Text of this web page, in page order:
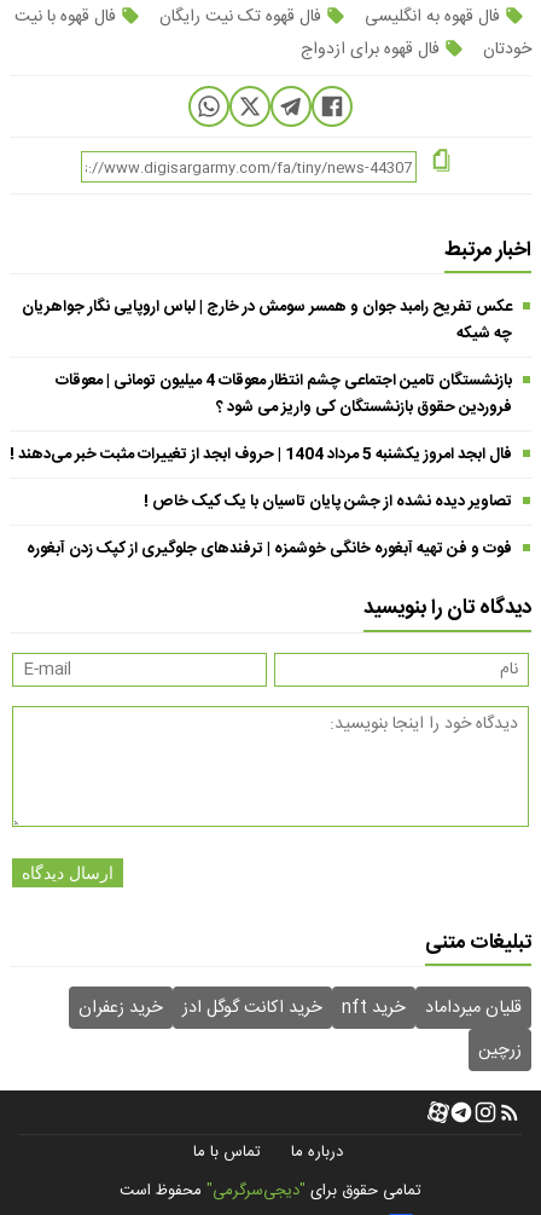
فال قهوه به انگلیسی
فال قهوه تک نیت رایگان
فال قهوه با نیت
خودتان
فال قهوه برای ازدواج
اخبار مرتبط
عکس تفریح رامبد جوان و همسر سومش در خارج | لباس اروپایی نگار جواهریان
چه شیکه
بازنشستگان تامین اجتماعی چشم انتظار معوقات 4 میلیون تومانی | معوقات
فروردین حقوق بازنشستگان کی واریز می شود ؟
فال ابجد امروز یکشنبه 5 مرداد 1404 | حروف ابجد از تغییرات مثبت خبر می‌دهند !
تصاویر دیده نشده از جشن پایان تاسیان با یک کیک خاص !
فوت و فن تهیه آبغوره خانگی خوشمزه | ترفندهای جلوگیری از کپک زدن آبغوره
دیدگاه تان را بنویسید
ارسال دیدگاه
تبلیغات متنی
قلیان میرداماد خرید nft خرید اکانت گوگل ادز
خرید زعفران
زرچین
درباره ما
تماس با ما
تمامی حقوق برای "دیجی‌سرگرمی" محفوظ است